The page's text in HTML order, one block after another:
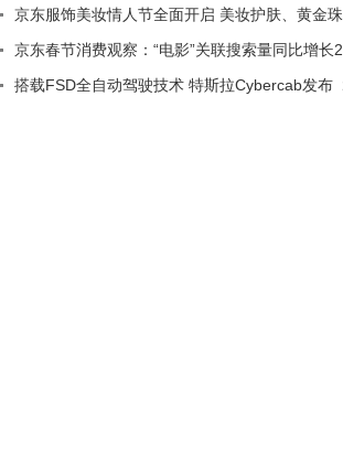
京东服饰美妆情人节全面开启 美妆护肤、黄金
京东春节消费观察：“电影”关联搜索量同比增
搭载FSD全自动驾驶技术 特斯拉Cybercab发布